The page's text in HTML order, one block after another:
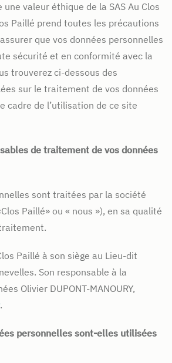
valeur éthique de la SAS Au Clos
Paillé prend toutes les précautions
que vos données personnelles
sécurité et en conformité avec la
trouverez ci-dessous des
sur le traitement de vos données
cadre de l’utilisation de ce site
de traitement de vos données
sont traitées par la société
Paillé» ou « nous »), en sa qualité
Paillé à son siège au Lieu-dit
Son responsable à la
Olivier DUPONT-MANOURY,
.
personnelles sont-elles utilisées